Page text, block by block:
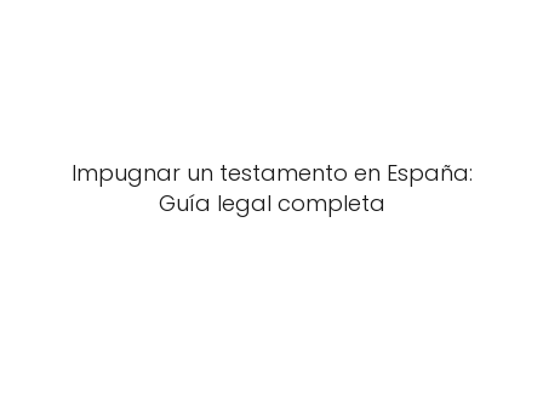
Impugnar un testamento en España:
Guía legal completa